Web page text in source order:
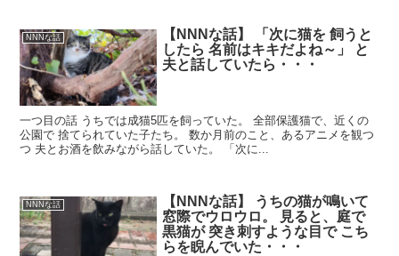
NNNな話
【NNNな話】 「次に猫を 飼うと
したら 名前はキキだよね～」 と
夫と話していたら・・・
一つ目の話 うちでは成猫5匹を飼っていた。 全部保護猫で、近くの
公園で 捨てられていた子たち。 数か月前のこと、あるアニメを観つ
つ 夫とお酒を飲みながら話していた。 「次に...
NNNな話
【NNNな話】 うちの猫が鳴いて
窓際でウロウロ。 見ると、庭で
黒猫が 突き刺すような目で こち
らを睨んでいた・・・